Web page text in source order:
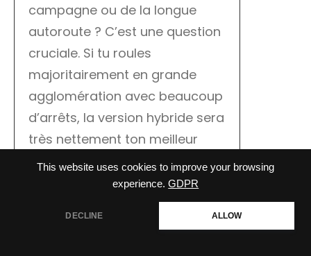
This website uses cookies to improve your browsing
experience. GDPR
DECLINE ALLOW
campagne ou de la longue
autoroute ? C’est une question
cruciale. Si tu roules
majoritairement en grande
agglomération avec beaucoup
d’arrêts, la version hybride sera
très nettement ton meilleur
investissement sur le long
terme. Si tu fais globalement
peu de kilomètres annuels ou